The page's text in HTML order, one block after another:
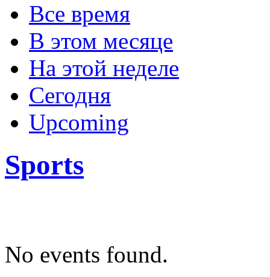
Все время
В этом месяце
На этой неделе
Сегодня
Upcoming
Sports
No events found.